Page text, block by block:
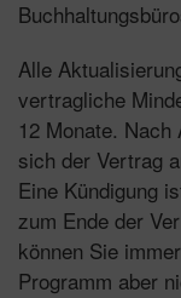
Alle
vertragliche
12 Monate.
sich der Vertrag
Eine Kündigung
zum Ende der
können Sie
Programm aber